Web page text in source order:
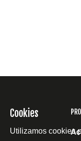
Cookies
Utilizamos cookies